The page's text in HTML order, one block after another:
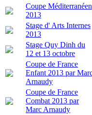
Coupe Méditerranéen
2013
Stage d' Arts Internes
2013
Stage Quy Dinh du
12 et 13 octobre
Coupe de France
Enfant 2013 par
Arnaudy
Coupe de France
Combat 2013 par
Marc Arnaudy